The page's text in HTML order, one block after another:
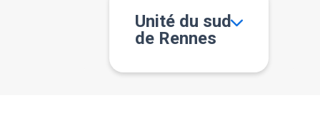
Unité du sud
de Rennes